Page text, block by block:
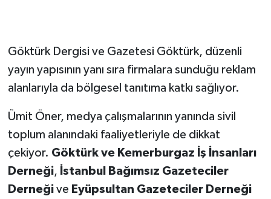
Göktürk Dergisi ve Gazetesi Göktürk, düzenli
yayın yapısının yanı sıra firmalara sunduğu reklam
alanlarıyla da bölgesel tanıtıma katkı sağlıyor.
Ümit Öner, medya çalışmalarının yanında sivil
toplum alanındaki faaliyetleriyle de dikkat
çekiyor. Göktürk ve Kemerburgaz İş İnsanları
Derneği, İstanbul Bağımsız Gazeteciler
Derneğive Eyüpsultan Gazeteciler Derneği